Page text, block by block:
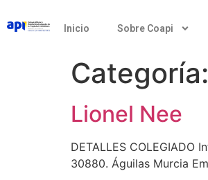
Inicio Sobre Coapi
Categoría:
Lionel Nee
DETALLES COLEGIADO
30880. Águilas Murcia